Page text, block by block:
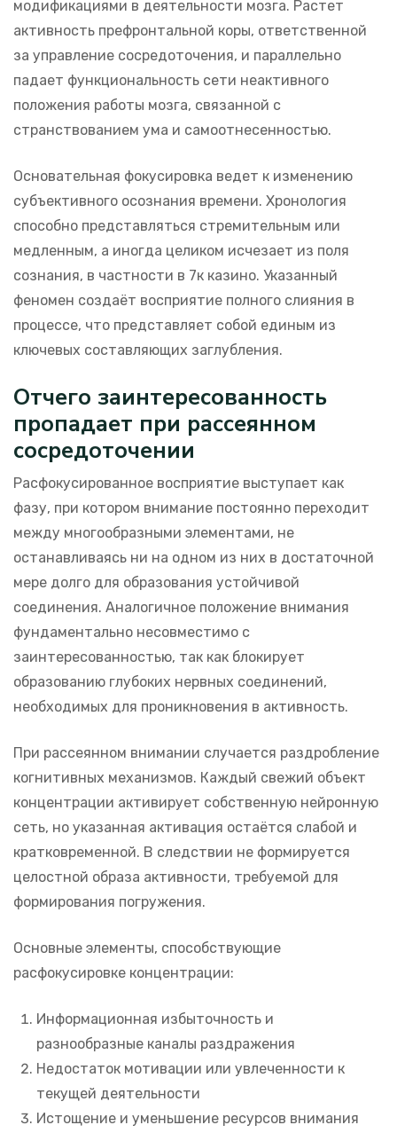
модификациями в деятельности мозга. Растет
активность префронтальной коры, ответственной
за управление сосредоточения, и параллельно
падает функциональность сети неактивного
положения работы мозга, связанной с
странствованием ума и самоотнесенностью.
Основательная фокусировка ведет к изменению
субъективного осознания времени. Хронология
способно представляться стремительным или
медленным, а иногда целиком исчезает из поля
сознания, в частности в 7к казино. Указанный
феномен создаёт восприятие полного слияния в
процессе, что представляет собой единым из
ключевых составляющих заглубления.
Отчего заинтересованность
пропадает при рассеянном
сосредоточении
Расфокусированное восприятие выступает как
фазу, при котором внимание постоянно переходит
между многообразными элементами, не
останавливаясь ни на одном из них в достаточной
мере долго для образования устойчивой
соединения. Аналогичное положение внимания
фундаментально несовместимо с
заинтересованностью, так как блокирует
образованию глубоких нервных соединений,
необходимых для проникновения в активность.
При рассеянном внимании случается раздробление
когнитивных механизмов. Каждый свежий объект
концентрации активирует собственную нейронную
сеть, но указанная активация остаётся слабой и
кратковременной. В следствии не формируется
целостной образа активности, требуемой для
формирования погружения.
Основные элементы, способствующие
расфокусировке концентрации:
Информационная избыточность и
разнообразные каналы раздражения
Недостаток мотивации или увлеченности к
текущей деятельности
Истощение и уменьшение ресурсов внимания